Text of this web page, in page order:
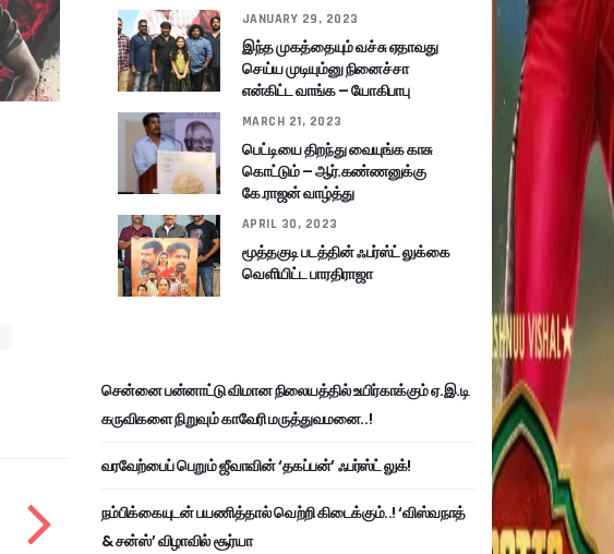
JANUARY 29, 2023
இந்த முகத்தையும் வச்சு ஏதாவது
செய்ய முடியும்னு நினைச்சா
என்கிட்ட வாங்க – யோகிபாபு
MARCH 21, 2023
பெட்டியை திறந்து வையுங்க காசு
கொட்டும் – ஆர்.கண்ணனுக்கு
கே.ராஜன் வாழ்த்து
APRIL 30, 2023
மூத்தகுடி படத்தின் ஃபர்ஸ்ட் லுக்கை
வெளியிட்ட பாரதிராஜா
சென்னை பன்னாட்டு விமான நிலையத்தில் உயிர்காக்கும் ஏ.இ.டி
கருவிகளை நிறுவும் காவேரி மருத்துவமனை..!
வரவேற்பைப் பெறும் ஜீவாவின் ‘தகப்பன்’ ஃபர்ஸ்ட் லுக்!
நம்பிக்கையுடன் பயணித்தால் வெற்றி கிடைக்கும்..! ‘விஸ்வநாத்
& சன்ஸ்’ விழாவில் சூர்யா